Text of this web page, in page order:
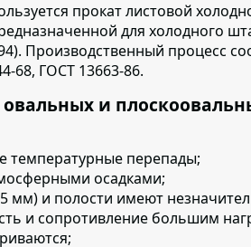
прокат листовой
для холодного
Производственный процесс
68, ГОСТ 13663-86.
и
температурные перепады;
осадками;
мм) и полости имеют
и сопротивление большим